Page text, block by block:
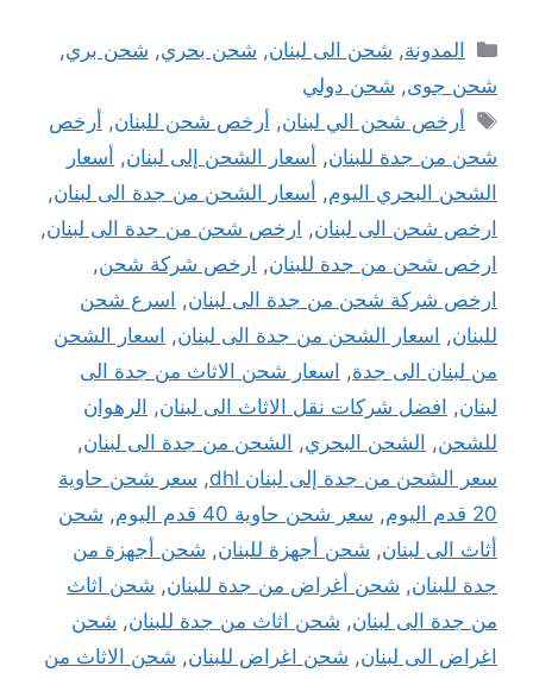
التصنيفات
المدونة, شحن الى لبنان, شحن بحري, شحن بري,
شحن جوى, شحن دولي
الوسوم
أرخص شحن الي لبنان, أرخص شحن للبنان, أرخص
شحن من جدة للبنان, أسعار الشحن إلى لبنان, أسعار
الشحن البحري اليوم, أسعار الشحن من جدة الى لبنان,
ارخص شحن الى لبنان, ارخص شحن من جدة الى لبنان,
ارخص شحن من جدة للبنان, ارخص شركة شحن,
ارخص شركة شحن من جدة الى لبنان, اسرع شحن
للبنان, اسعار الشحن من جدة الى لبنان, اسعار الشحن
من لبنان الى جدة, اسعار شحن الاثاث من جدة الى
لبنان, افضل شركات نقل الاثاث الى لبنان, الرهوان
للشحن, الشحن البحري, الشحن من جدة الى لبنان,
سعر الشحن من جدة إلى لبنان dhl
, سعر شحن حاوية
20 قدم اليوم
, سعر شحن حاوية 40 قدم اليوم , شحن
أثاث الى لبنان, شحن أجهزة للبنان, شحن أجهزة من
جدة للبنان, شحن أغراض من جدة للبنان, شحن اثاث
من جدة الى لبنان, شحن اثاث من جدة للبنان, شحن
اغراض الى لبنان, شحن اغراض للبنان, شحن الاثاث من